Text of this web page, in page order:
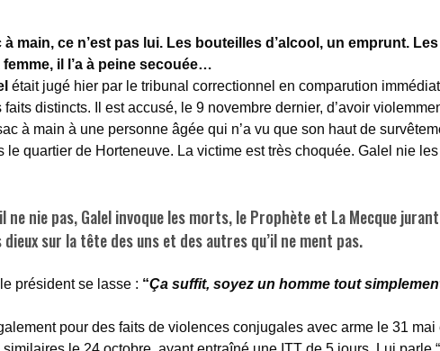
à main, ce n’est pas lui. Les bouteilles d’alcool, un emprunt. Les
il l’a à peine secouée…
était jugé hier par le tribunal correctionnel en comparution
distincts. Il est accusé, le 9 novembre dernier, d’avoir
à main à une personne âgée qui n’a vu que son haut de
le quartier de Horteneuve. La victime est très choquée. Galel nie les
ne nie pas, Galel invoque les morts, le Prophète et La Mecque
sur la tête des uns et des autres qu’il ne ment pas.
président se lasse : “Ça suffit, soyez un homme tout
pour des faits de violences conjugales avec arme le 31 mai